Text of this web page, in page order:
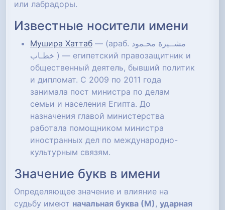
или лабрадоры.
Известные носители имени
Мушира Хаттаб — (араб. مشــيرة محـمود
خطـاب ‎) — египетский правозащитник и
общественный деятель, бывший политик
и дипломат. С 2009 по 2011 года
занимала пост министра по делам
семьи и населения Египта. До
назначения главой министерства
работала помощником министра
иностранных дел по международно-
культурным связям.
Значение букв в имени
Определяющее значение и влияние на
судьбу имеют начальная буква (М), ударная